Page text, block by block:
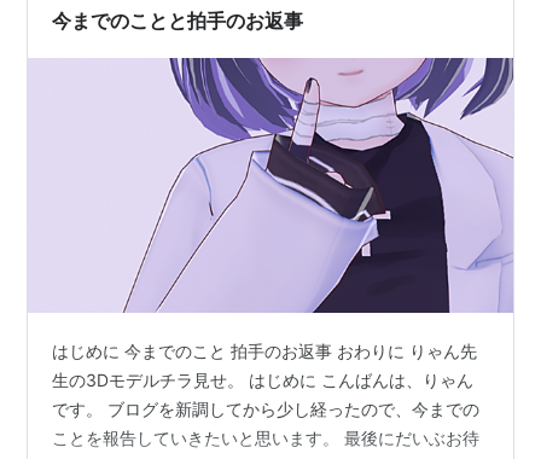
私、やるよ」と宣言してきたのが先月の話。 で、さすが
今までのことと拍手のお返事
はじめに 今までのこと 拍手のお返事 おわりに りゃん先
生の3Dモデルチラ見せ。 はじめに こんばんは、りゃん
です。 ブログを新調してから少し経ったので、今までの
ことを報告していきたいと思います。 最後にだいぶお待